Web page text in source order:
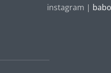
instagram |